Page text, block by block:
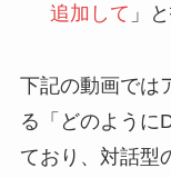
追加して 」
下記の動画では
る「どのように
ており、対話型